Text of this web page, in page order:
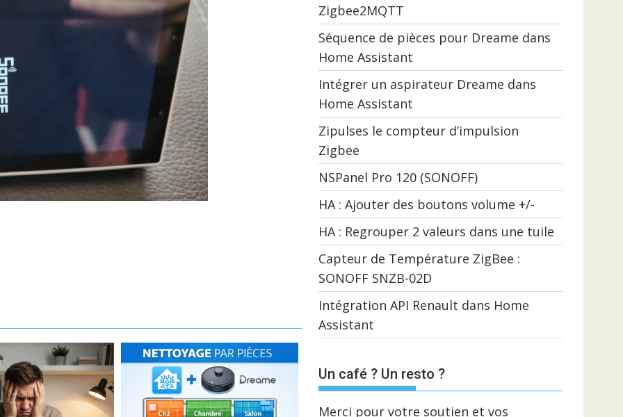
Zigbee2MQTT
Séquence de pièces pour Dreame dans
Home Assistant
Intégrer un aspirateur Dreame dans
Home Assistant
Zipulses le compteur d’impulsion
Zigbee
NSPanel Pro 120 (SONOFF)
HA : Ajouter des boutons volume +/-
HA : Regrouper 2 valeurs dans une tuile
Capteur de Température ZigBee :
SONOFF SNZB-02D
Intégration API Renault dans Home
Assistant
Un café ? Un resto ?
Merci pour votre soutien et vos